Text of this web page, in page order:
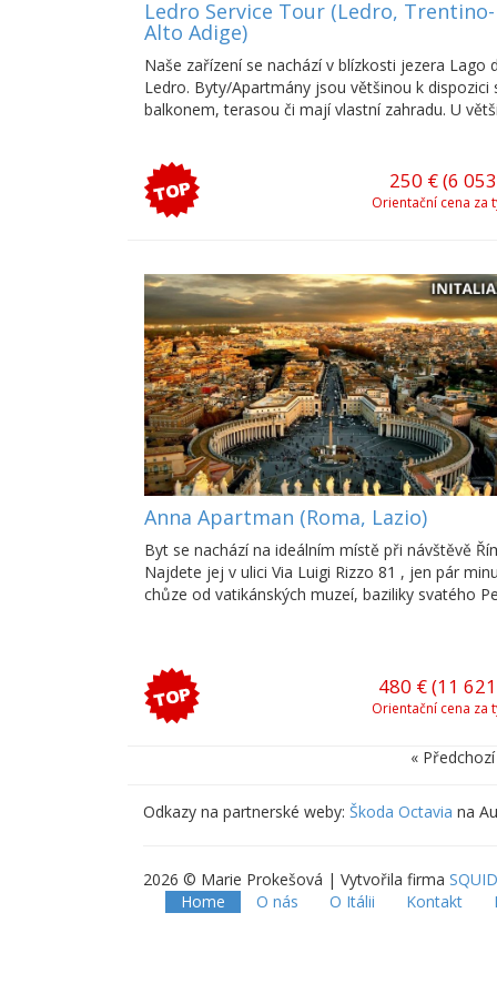
Ledro Service Tour (Ledro, Trentino-
Alto Adige)
Naše zařízení se nachází v blízkosti jezera Lago
Ledro. Byty/Apartmány jsou většinou k dispozici
balkonem, terasou či mají vlastní zahradu. U
250 € (6
Orientační cena za
Anna Apartman (Roma, Lazio)
Byt se nachází na ideálním místě při návštěvě
Najdete jej v ulici Via Luigi Rizzo 81 , jen pár
chůze od vatikánských muzeí, baziliky svatého
480 € (11
Orientační cena za
« Předchozí
Odkazy na partnerské weby: Škoda Octavia na
2026 © Marie Prokešová | Vytvořila firma
Home
O nás O Itálii Kontakt